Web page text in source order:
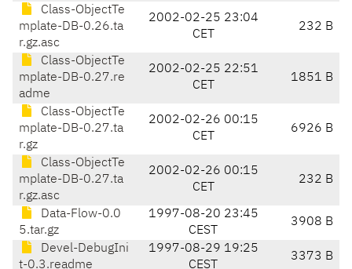
Class-ObjectTe
mplate-DB-0.26.ta
r.gz.asc
2002-02-25 23:04
CET
232 B
Class-ObjectTe
mplate-DB-0.27.re
adme
2002-02-25 22:51
CET
1851 B
Class-ObjectTe
mplate-DB-0.27.ta
r.gz
2002-02-26 00:15
CET
6926 B
Class-ObjectTe
mplate-DB-0.27.ta
r.gz.asc
2002-02-26 00:15
CET
232 B
Data-Flow-0.0
5.tar.gz
1997-08-20 23:45
CEST
3908 B
Devel-DebugIni
t-0.3.readme
1997-08-29 19:25
CEST
3373 B